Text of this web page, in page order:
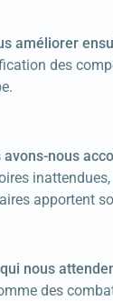
améliorer
des
nous
apportent
nous
des